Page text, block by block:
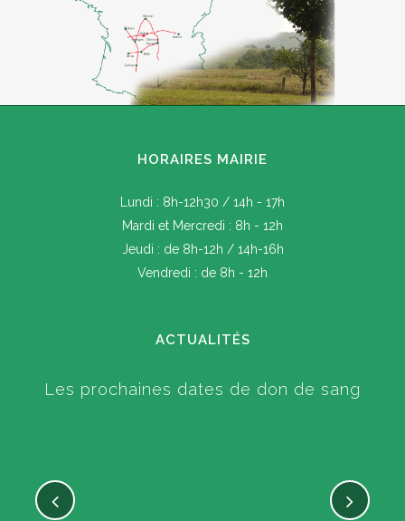
HORAIRES MAIRIE
Lundi : 8h-12h30 / 14h - 17h
Mardi et Mercredi : 8h - 12h
Jeudi : de 8h-12h / 14h-16h
Vendredi : de 8h - 12h
ACTUALITÉS
Les prochaines dates de don de sang